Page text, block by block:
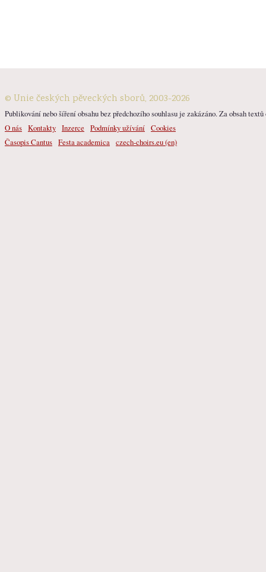
© Unie českých pěveckých sborů, 2003-2026
Publikování nebo šíření obsahu bez předchozího souhlasu je zakázáno. Za obsah
O nás Kontakty Inzerce Podmínky užívání Cookies
Časopis Cantus Festa academica czech-choirs.eu (en)